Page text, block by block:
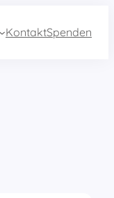
KontaktSpenden